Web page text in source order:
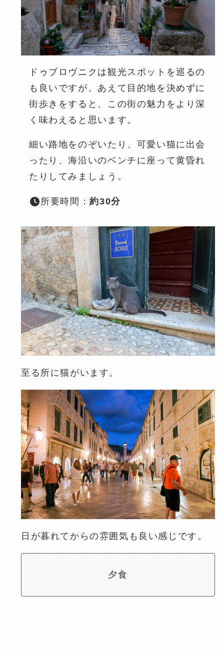
ドゥブロヴニクは観光スポットを巡るの
も良いですが、あえて目的地を決めずに
街歩きをすると、この街の魅力をより深
く味わえると思います。
細い路地をのぞいたり、可愛い猫に出会
ったり、海沿いのベンチに座って黄昏れ
たりしてみましょう。
所要時間：約30分
至る所に猫がいます。
日が暮れてからの雰囲気も良い感じです。
夕食